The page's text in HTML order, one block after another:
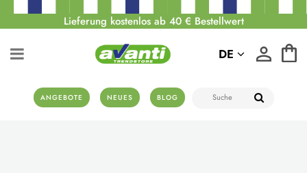
Lieferung kostenlos ab 40 € Bestellwert
ANGEBOTE NEUES BLOG
DE